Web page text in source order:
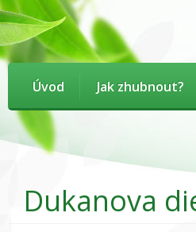
Úvod Jak zhubnout?
Dukanova